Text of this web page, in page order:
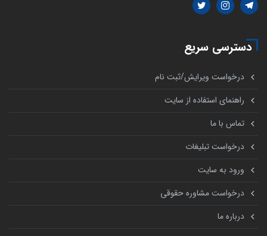
دسترسی سریع
درخواست ویرایش/ثبت نام
راهنمای استفاده از سایت
تماس با ما
درخواست تبلیغات
ورود به سایت
درخواست مشاوره حقوقی
درباره ما